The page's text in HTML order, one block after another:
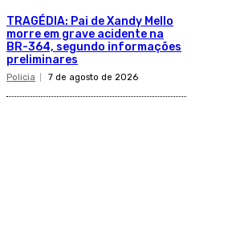
TRAGÉDIA: Pai de Xandy Mello
morre em grave acidente na
BR-364, segundo informações
preliminares
Policia 7 de agosto de 2026